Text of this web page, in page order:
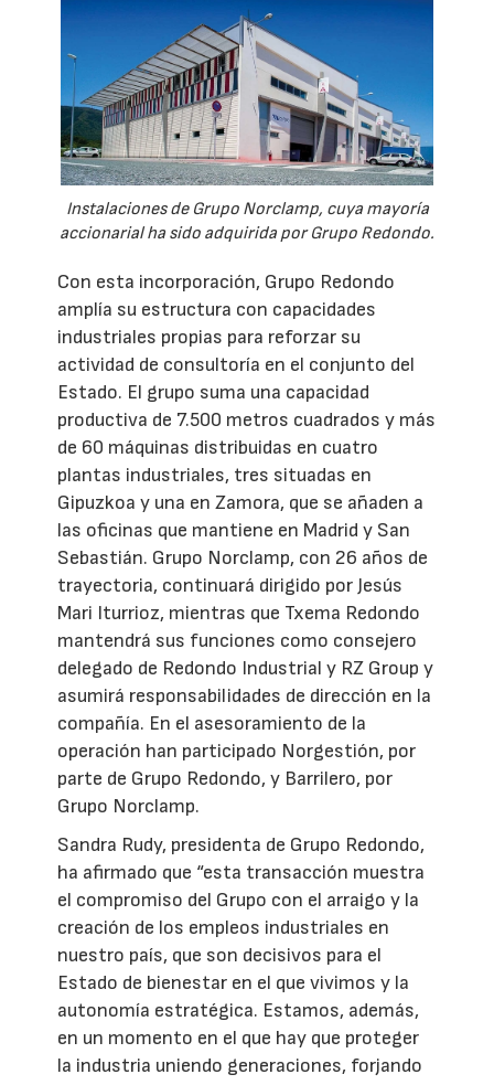
Instalaciones de Grupo Norclamp, cuya mayoría
accionarial ha sido adquirida por Grupo Redondo.
Con esta incorporación, Grupo Redondo
amplía su estructura con capacidades
industriales propias para reforzar su
actividad de consultoría en el conjunto del
Estado. El grupo suma una capacidad
productiva de 7.500 metros cuadrados y más
de 60 máquinas distribuidas en cuatro
plantas industriales, tres situadas en
Gipuzkoa y una en Zamora, que se añaden a
las oficinas que mantiene en Madrid y San
Sebastián. Grupo Norclamp, con 26 años de
trayectoria, continuará dirigido por Jesús
Mari Iturrioz, mientras que Txema Redondo
mantendrá sus funciones como consejero
delegado de Redondo Industrial y RZ Group y
asumirá responsabilidades de dirección en la
compañía. En el asesoramiento de la
operación han participado Norgestión, por
parte de Grupo Redondo, y Barrilero, por
Grupo Norclamp.
Sandra Rudy, presidenta de Grupo Redondo,
ha afirmado que “esta transacción muestra
el compromiso del Grupo con el arraigo y la
creación de los empleos industriales en
nuestro país, que son decisivos para el
Estado de bienestar en el que vivimos y la
autonomía estratégica. Estamos, además,
en un momento en el que hay que proteger
la industria uniendo generaciones, forjando